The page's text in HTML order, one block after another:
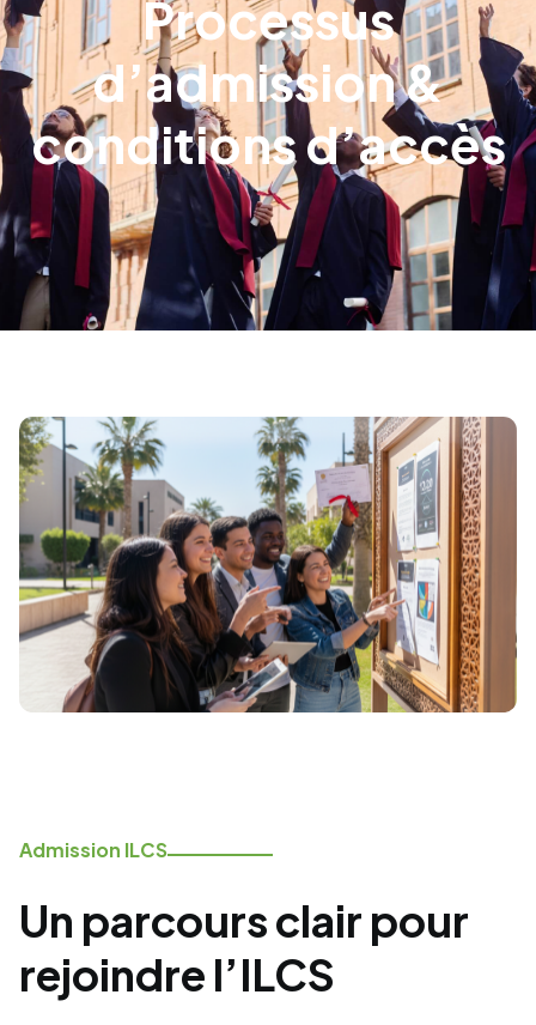
Processus
d’admission &
conditions d’accès
Admission ILCS
Un parcours clair pour
rejoindre l’ILCS